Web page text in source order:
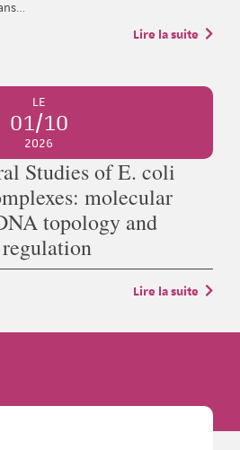
Lire la suite
LE
01/10
2026
Studies of E. coli
molecular
topology and
Lire la suite